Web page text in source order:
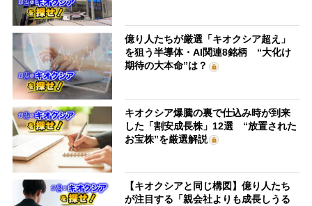
億り人たちが厳選「キオクシア超え」
を狙う半導体・AI関連8銘柄 “大化け
期待の大本命”は？
キオクシア爆騰の裏で仕込み時が到来
した「割安成長株」12選 “放置された
お宝株”を厳選解説
【キオクシアと同じ構図】億り人たち
が注目する「親会社よりも成長しうる